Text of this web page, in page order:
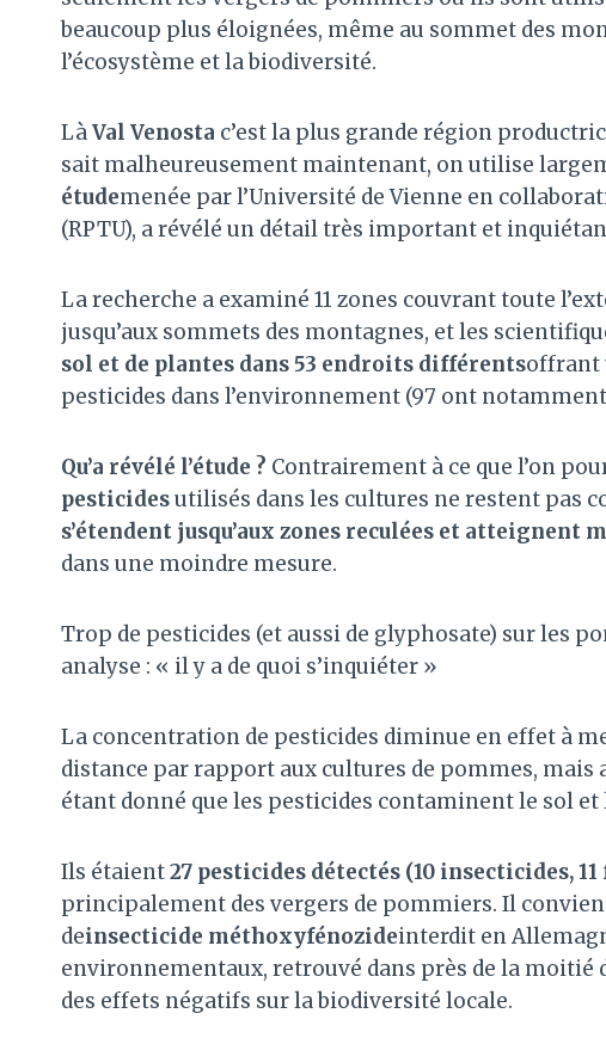
beaucoup plus éloignées, même au sommet des
l’écosystème et la biodiversité.
LàVal Venosta c’est la plus grande région
sait malheureusement maintenant, on utilise
étudemenée par l’Université de Vienne en
(RPTU), a révélé un détail très important et
La recherche a examiné 11 zones couvrant toute
jusqu’aux sommets des montagnes, et les
sol et de plantes dans 53 endroits différentsoffrant
pesticides dans l’environnement (97 ont
Qu’a révélé l’étude ? Contrairement à ce que l’on
pesticidesutilisés dans les cultures ne restent pas
s’étendent jusqu’aux zones reculées et atteignent
dans une moindre mesure.
Trop de pesticides (et aussi de glyphosate) sur les
analyse : « il y a de quoi s’inquiéter »
La concentration de pesticides diminue en effet à
distance par rapport aux cultures de pommes, mais
étant donné que les pesticides contaminent le sol et
Ils étaient27 pesticides détectés (10 insecticides,
principalement des vergers de pommiers. Il
deinsecticide méthoxyfénozideinterdit en
environnementaux, retrouvé dans près de la
des effets négatifs sur la biodiversité locale.